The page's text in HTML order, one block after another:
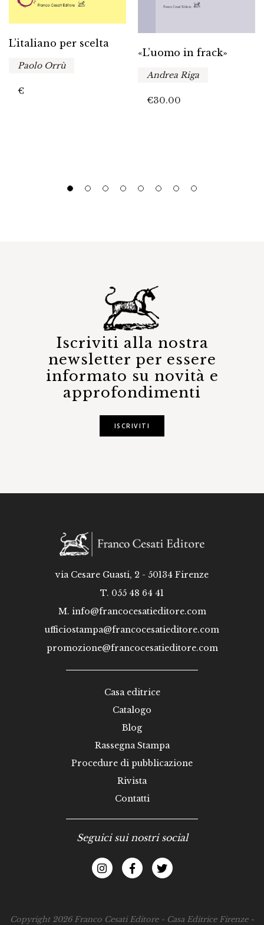
L’italiano per scelta
Paolo Orrù
€
«L’uomo in frack»
Andrea Riga
€30.00
Iscriviti alla nostra
newsletter per essere
informato su novità e
approfondimenti
ISCRIVITI
via Cesare Guasti, 2 - 50134 Firenze
T. 055 48 64 41
M. info@francocesatieditore.com
ufficiostampa@francocesatieditore.com
promozione@francocesatieditore.com
Casa editrice
Catalogo
Blog
Rassegna Stampa
Procedure di pubblicazione
Rivista
Contatti
Seguici sui nostri social
Copyright 2026 Franco Cesati Editore - Casa Editrice Firenze -